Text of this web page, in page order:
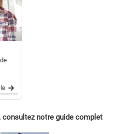
consultez notre guide complet